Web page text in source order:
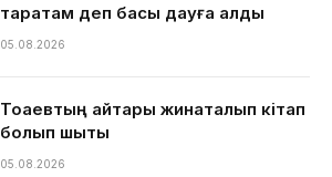
таратам деп басы дауға қалды
05.08.2026
Тоқаевтың айтқары жинақталып кітап
болып шықты
05.08.2026